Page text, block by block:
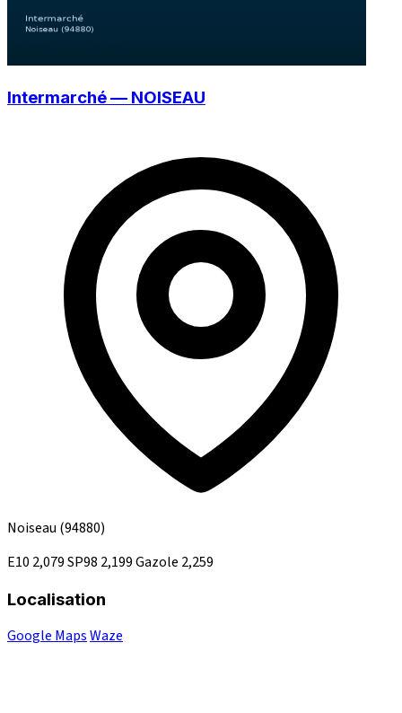
Intermarché — NOISEAU
Noiseau (94880)
E10 2,079SP98 2,199Gazole 2,259
Localisation
Google MapsWaze